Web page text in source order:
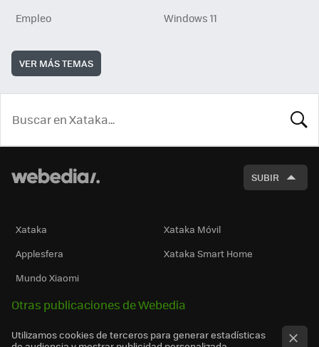
Empleo
Windows 11
VER MÁS TEMAS
SUBIR
Xataka
Xataka Móvil
Applesfera
Xataka Smart Home
Mundo Xiaomi
Otras publicaciones de Webedia
Utilizamos cookies de terceros para generar estadísticas